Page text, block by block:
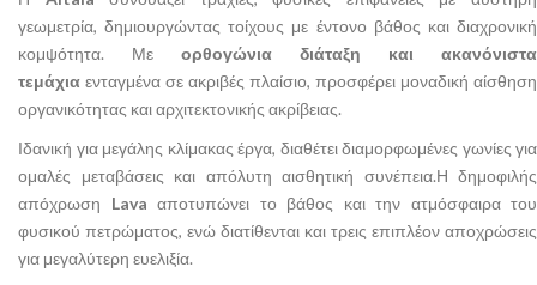
γεωμετρία, δημιουργώντας τοίχους με έντονο βάθος και διαχρονική
κομψότητα. Με ορθογώνια διάταξη και ακανόνιστα
τεμάχια ενταγμένα σε ακριβές πλαίσιο, προσφέρει μοναδική αίσθηση
οργανικότητας και αρχιτεκτονικής ακρίβειας.
Ιδανική για μεγάλης κλίμακας έργα, διαθέτει διαμορφωμένες γωνίες για
ομαλές μεταβάσεις και απόλυτη αισθητική συνέπεια.Η δημοφιλής
απόχρωση Lava αποτυπώνει το βάθος και την ατμόσφαιρα του
φυσικού πετρώματος, ενώ διατίθενται και τρεις επιπλέον αποχρώσεις
για μεγαλύτερη ευελιξία.